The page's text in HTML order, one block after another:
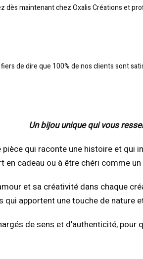
dès maintenant chez Oxalis Créations et
de dire que 100% de nos clients sont
Un bijou unique qui vous
qui raconte une histoire et
en cadeau ou à être chéri comme
et sa créativité dans chaque
qui apportent une touche de nature
de sens et d’authenticité,